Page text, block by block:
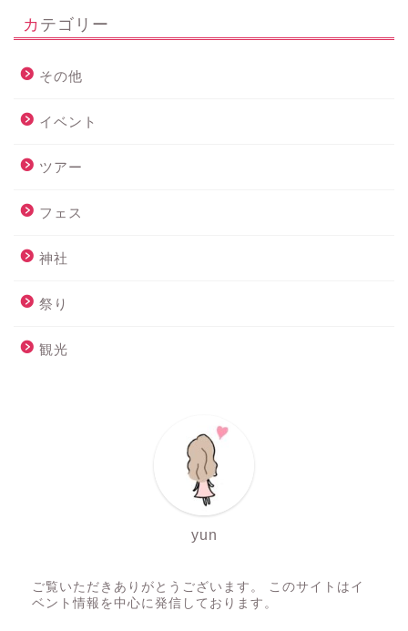
カテゴリー
その他
イベント
ツアー
フェス
神社
祭り
観光
yun
ご覧いただきありがとうございます。 このサイトはイ
ベント情報を中心に発信しております。